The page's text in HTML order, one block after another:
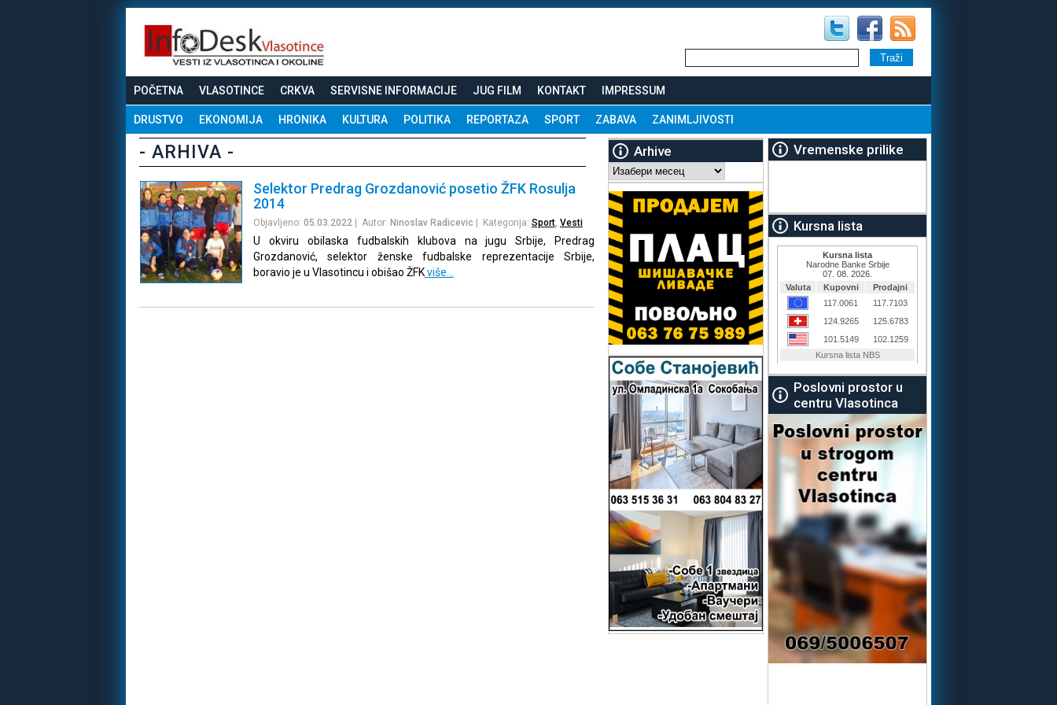
POČETNA VLASOTINCE CRKVA SERVISNE INFORMACIJE JUG FILM KONTAKT IMPRESSUM
DRUSTVO EKONOMIJA HRONIKA KULTURA POLITIKA REPORTAZA SPORT ZABAVA ZANIMLJIVOSTI
- ARHIVA -
Selektor Predrag Grozdanović posetio ŽFK Rosulja
2014
Objavljeno: 05.03.2022 | Autor: Ninoslav Radicevic | Kategorija: Sport, Vesti
U okviru obilaska fudbalskih klubova na jugu Srbije, Predrag
Grozdanović, selektor ženske fudbalske reprezentacije Srbije,
boravio je u Vlasotincu i obišao ŽFKviše…
Arhive
Arhive
Vremenske prilike
Kursna lista
Poslovni prostor u
centru Vlasotinca